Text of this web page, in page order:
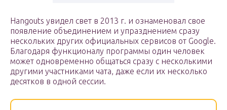
Hangouts увидел свет в 2013 г. и ознаменовал свое
появление объединением и упразднением сразу
нескольких других официальных сервисов от Google.
Благодаря функционалу программы один человек
может одновременно общаться сразу с несколькими
другими участниками чата, даже если их несколько
десятков в одной сессии.